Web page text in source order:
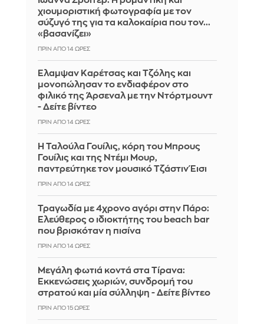
χιουμοριστική φωτογραφία με τον
σύζυγό της για τα καλοκαίρια που τον...
«βασανίζει»
ΠΡΙΝ ΑΠΌ 14 ΏΡΕΣ
Έλαμψαν Καρέτσας και Τζόλης και
μονοπώλησαν το ενδιαφέρον στο
φιλικό της Άρσεναλ με την Ντόρτμουντ
- Δείτε βίντεο
ΠΡΙΝ ΑΠΌ 14 ΏΡΕΣ
Η Ταλούλα Γουίλις, κόρη του Μπρους
Γουίλις και της Ντέμι Μουρ,
παντρεύτηκε τον μουσικό Τζάστιν Έισι
ΠΡΙΝ ΑΠΌ 14 ΏΡΕΣ
Τραγωδία με 4χρονο αγόρι στην Πάρο:
Ελεύθερος ο ιδιοκτήτης του beach bar
που βρισκόταν η πισίνα
ΠΡΙΝ ΑΠΌ 14 ΏΡΕΣ
Μεγάλη φωτιά κοντά στα Τίρανα:
Εκκενώσεις χωριών, συνδρομή του
στρατού και μία σύλληψη - Δείτε βίντεο
ΠΡΙΝ ΑΠΌ 15 ΏΡΕΣ